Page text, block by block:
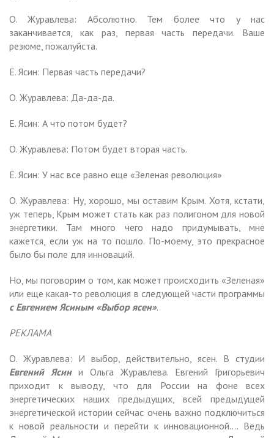
О. Журавлева: Абсолютно. Тем более что у нас
заканчивается, как раз, первая часть передачи. Ваше
резюме, пожалуйста.
Е. Ясин: Первая часть передачи?
О. Журавлева: Да-да-да.
Е. Ясин: А что потом будет?
О. Журавлева: Потом будет вторая часть.
Е. Ясин: У нас все равно еще «Зеленая революция»
О. Журавлева: Ну, хорошо, мы оставим Крым. Хотя, кстати,
уж теперь, Крым может стать как раз полигоном для новой
энергетики. Там много чего надо придумывать, мне
кажется, если уж на то пошло. По-моему, это прекрасное
было бы поле для инноваций.
Но, мы поговорим о том, как может происходить «Зеленая»
или еще какая-то революция в следующей части программы
с Евгением Ясиным «Выбор ясен».
РЕКЛАМА
О. Журавлева: И выбор, действительно, ясен. В студии
Евгений Ясини Ольга Журавлева. Евгений Григорьевич
приходит к выводу, что для России на фоне всех
энергетических наших предыдущих, всей предыдущей
энергетической истории сейчас очень важно подключиться
к новой реальности и перейти к инновационной…. Ведь